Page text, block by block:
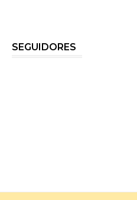
SEGUIDORES